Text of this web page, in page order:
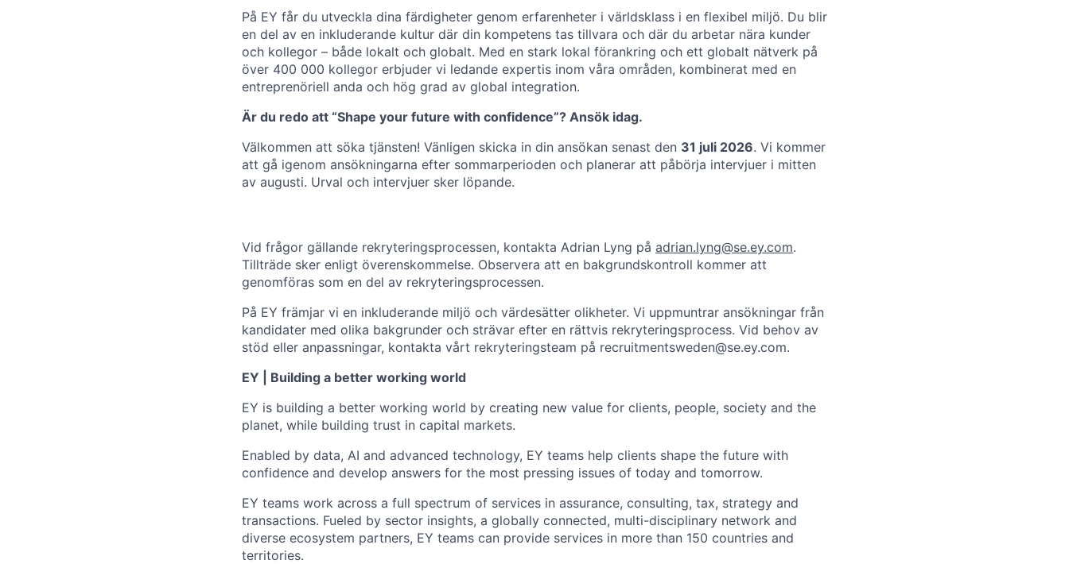
På EY får du utveckla dina färdigheter genom erfarenheter i världsklass i en flexibel miljö. Du blir
en del av en inkluderande kultur där din kompetens tas tillvara och där du arbetar nära kunder
och kollegor – både lokalt och globalt. Med en stark lokal förankring och ett globalt nätverk på
över 400 000 kollegor erbjuder vi ledande expertis inom våra områden, kombinerat med en
entreprenöriell anda och hög grad av global integration.
Är du redo att “Shape your future with confidence”? Ansök idag.
Välkommen att söka tjänsten! Vänligen skicka in din ansökan senast den 31 juli 2026. Vi kommer
att gå igenom ansökningarna efter sommarperioden och planerar att påbörja intervjuer i mitten
av augusti. Urval och intervjuer sker löpande.
Vid frågor gällande rekryteringsprocessen, kontakta Adrian Lyng på adrian.lyng@se.ey.com.
Tillträde sker enligt överenskommelse. Observera att en bakgrundskontroll kommer att
genomföras som en del av rekryteringsprocessen.
På EY främjar vi en inkluderande miljö och värdesätter olikheter. Vi uppmuntrar ansökningar från
kandidater med olika bakgrunder och strävar efter en rättvis rekryteringsprocess. Vid behov av
stöd eller anpassningar, kontakta vårt rekryteringsteam på recruitmentsweden@se.ey.com.
EY | Building a better working world
EY is building a better working world by creating new value for clients, people, society and the
planet, while building trust in capital markets.
Enabled by data, AI and advanced technology, EY teams help clients shape the future with
confidence and develop answers for the most pressing issues of today and tomorrow.
EY teams work across a full spectrum of services in assurance, consulting, tax, strategy and
transactions. Fueled by sector insights, a globally connected, multi-disciplinary network and
diverse ecosystem partners, EY teams can provide services in more than 150 countries and
territories.